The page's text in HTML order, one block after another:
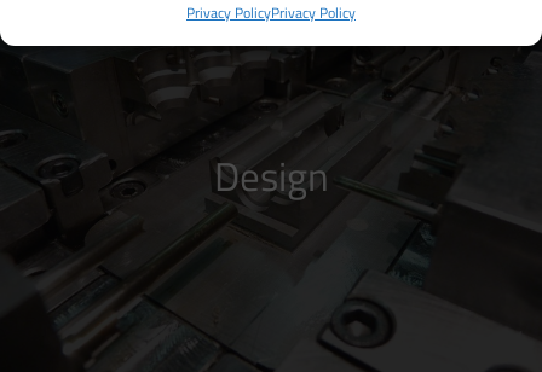
Privacy PolicyPrivacy Policy
Design